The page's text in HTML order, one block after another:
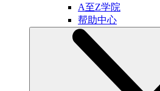
A至Z学院
帮助中心